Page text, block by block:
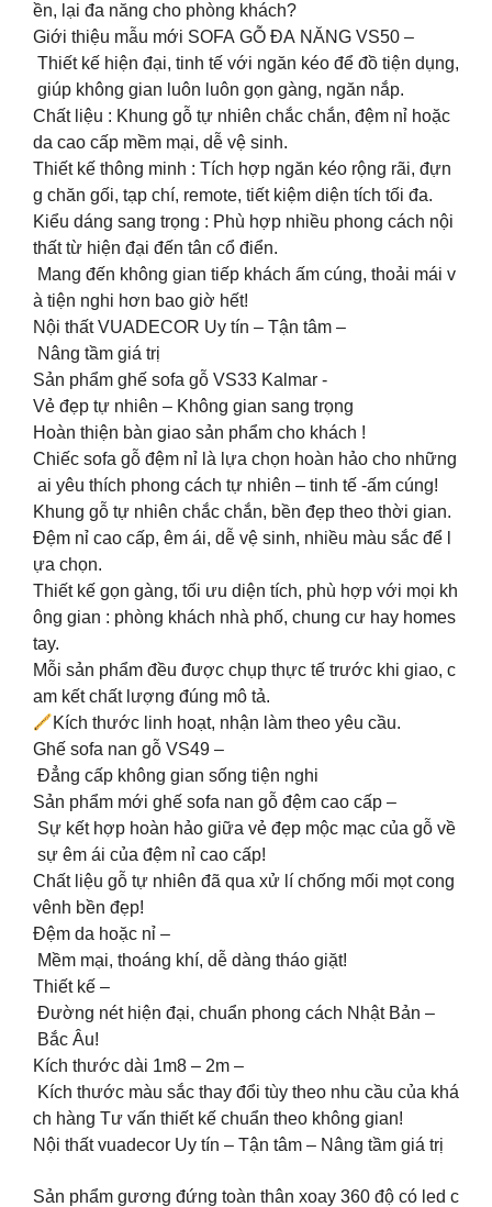
ền, lại đa năng cho phòng khách?
Giới thiệu mẫu mới SOFA GỖ ĐA NĂNG VS50 –
Thiết kế hiện đại, tinh tế với ngăn kéo để đồ tiện dụng,
giúp không gian luôn luôn gọn gàng, ngăn nắp.
Chất liệu : Khung gỗ tự nhiên chắc chắn, đệm nỉ hoặc
da cao cấp mềm mại, dễ vệ sinh.
Thiết kế thông minh : Tích hợp ngăn kéo rộng rãi, đựn
g chăn gối, tạp chí, remote, tiết kiệm diện tích tối đa.
Kiểu dáng sang trọng : Phù hợp nhiều phong cách nội
thất từ hiện đại đến tân cổ điển.
Mang đến không gian tiếp khách ấm cúng, thoải mái v
à tiện nghi hơn bao giờ hết!
Nội thất VUADECOR Uy tín – Tận tâm –
Nâng tầm giá trị
Sản phẩm ghế sofa gỗ VS33 Kalmar -
Vẻ đẹp tự nhiên – Không gian sang trọng
Hoàn thiện bàn giao sản phẩm cho khách !
️Chiếc sofa gỗ đệm nỉ là lựa chọn hoàn hảo cho những
ai yêu thích phong cách tự nhiên – tinh tế -ấm cúng!
Khung gỗ tự nhiên chắc chắn, bền đẹp theo thời gian.
Đệm nỉ cao cấp, êm ái, dễ vệ sinh, nhiều màu sắc để l
ựa chọn.
Thiết kế gọn gàng, tối ưu diện tích, phù hợp với mọi kh
ông gian : phòng khách nhà phố, chung cư hay homes
tay.
Mỗi sản phẩm đều được chụp thực tế trước khi giao, c
am kết chất lượng đúng mô tả.
Kích thước linh hoạt, nhận làm theo yêu cầu.
Ghế sofa nan gỗ VS49 –
Đẳng cấp không gian sống tiện nghi
Sản phẩm mới ghế sofa nan gỗ đệm cao cấp –
Sự kết hợp hoàn hảo giữa vẻ đẹp mộc mạc của gỗ về
sự êm ái của đệm nỉ cao cấp!
️Chất liệu gỗ tự nhiên đã qua xử lí chống mối mọt cong
vênh bền đẹp!
️Đệm da hoặc nỉ –
Mềm mại, thoáng khí, dễ dàng tháo giặt!
️Thiết kế –
Đường nét hiện đại, chuẩn phong cách Nhật Bản –
Bắc Âu!
️Kích thước dài 1m8 – 2m –
Kích thước màu sắc thay đổi tùy theo nhu cầu của khá
ch hàng Tư vấn thiết kế chuẩn theo không gian!
Nội thất vuadecor Uy tín – Tận tâm – Nâng tầm giá trị
Sản phẩm gương đứng toàn thân xoay 360 độ có led c